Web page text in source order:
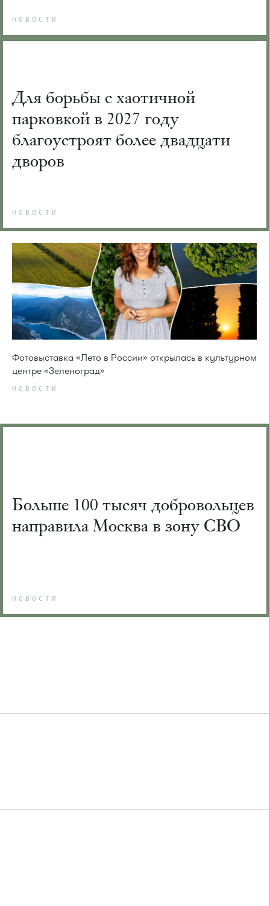
НОВОСТИ
Для борьбы с хаотичной
парковкой в 2027 году
благоустроят более двадцати
дворов
НОВОСТИ
Фотовыставка «Лето в России» открылась в культурном
центре «Зеленоград»
НОВОСТИ
Больше 100 тысяч добровольцев
направила Москва в зону СВО
НОВОСТИ